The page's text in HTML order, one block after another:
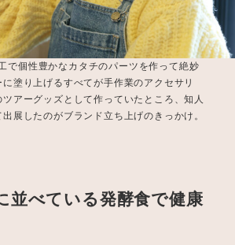
工で個性豊かなカタチのパーツを作って絶妙
塗り上げるすべてが手作業のアクセサリ
アーグッズとして作っていたところ、知人
展したのがブランド立ち上げのきっかけ。
並べている発酵食で健康